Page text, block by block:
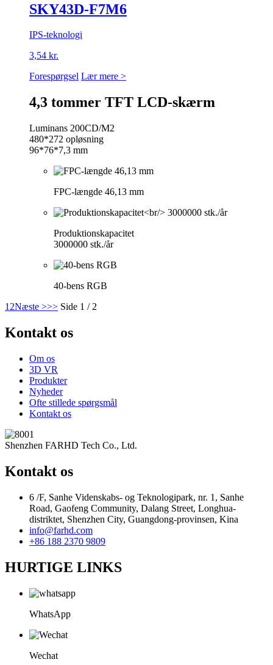
SKY43D-F7M6
IPS-teknologi
3,54 kr.
Forespørgsel Lær mere >
4,3 tommer TFT LCD-skærm
Luminans 200CD/M2
480*272 opløsning
96*76*7,3 mm
FPC-længde 46,13 mm
Produktionskapacitet
3000000 stk./år
40-bens RGB
1 2Næste >>> Side 1 / 2
Kontakt os
Om os
3D VR
Produkter
Nyheder
Ofte stillede spørgsmål
Kontakt os
Shenzhen FARHD Tech Co., Ltd.
Kontakt os
6 /F, Sanhe Videnskabs- og Teknologipark, nr. 1, Sanhe
Road, Gaofeng Community, Dalang Street, Longhua-
distriktet, Shenzhen City, Guangdong-provinsen, Kina
info@farhd.com
+86 188 2370 9809
HURTIGE LINKS
WhatsApp
Wechat